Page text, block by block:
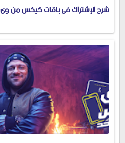
شرح الإشتراك فى باقات كيكس من وى 2024